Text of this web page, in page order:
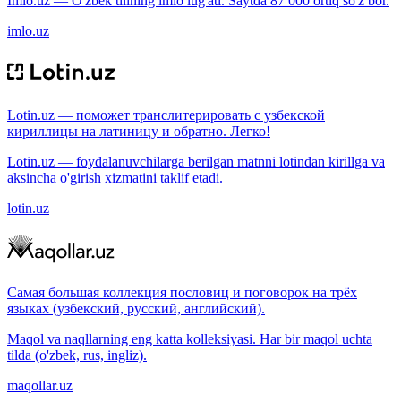
imlo.uz
Lotin.uz — поможет транслитерировать с узбекской
кириллицы на латиницу и обратно. Легко!
Lotin.uz — foydalanuvchilarga berilgan matnni lotindan kirillga va
aksincha o'girish xizmatini taklif etadi.
lotin.uz
Самая большая коллекция пословиц и поговорок на трёх
языках (узбекский, русский, английский).
Maqol va naqllarning eng katta kolleksiyasi. Har bir maqol uchta
tilda (o'zbek, rus, ingliz).
maqollar.uz